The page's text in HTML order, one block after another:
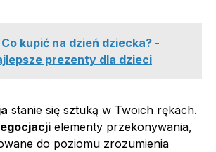
Co kupić na dzień dziecka? -
prezenty dla dzieci
stanie się sztuką w Twoich rękach.
elementy przekonywania,
do poziomu zrozumienia